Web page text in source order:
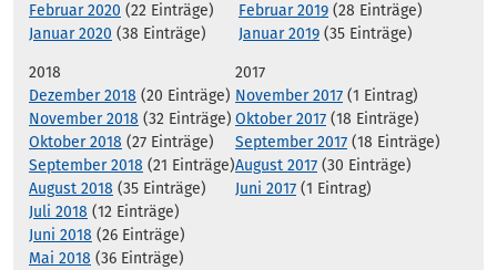
Februar 2020 (22 Einträge)
Januar 2020 (38 Einträge)
Februar 2019 (28 Einträge)
Januar 2019 (35 Einträge)
2018
Dezember 2018 (20 Einträge)
November 2018 (32 Einträge)
Oktober 2018 (27 Einträge)
September 2018 (21 Einträge)
August 2018 (35 Einträge)
Juli 2018 (12 Einträge)
Juni 2018 (26 Einträge)
Mai 2018 (36 Einträge)
2017
November 2017 (1 Eintrag)
Oktober 2017 (18 Einträge)
September 2017 (18 Einträge)
August 2017 (30 Einträge)
Juni 2017 (1 Eintrag)